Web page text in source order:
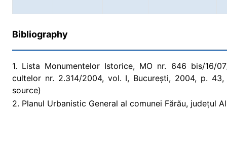
Bibliography
1. Lista Monumentelor Istorice, MO nr. 646 bis/16/
cultelor nr. 2.314/2004, vol. I, București, 2004, p.
source)
2. Planul Urbanistic General al comunei Fărău, județul